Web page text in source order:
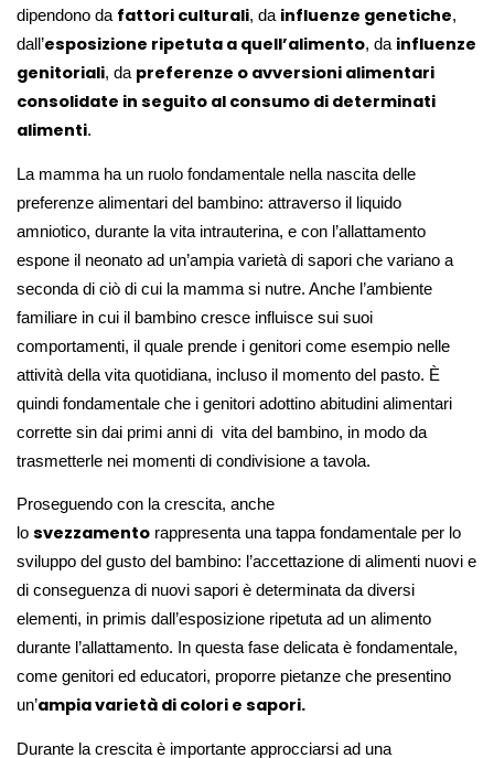
dipendono da fattori culturali, da influenze genetiche,
dall’esposizione ripetuta a quell’alimento, da influenze
genitoriali, da preferenze o avversioni alimentari
consolidate in seguito al consumo di determinati
alimenti.
La mamma ha un ruolo fondamentale nella nascita delle
preferenze alimentari del bambino: attraverso il liquido
amniotico, durante la vita intrauterina, e con l’allattamento
espone il neonato ad un’ampia varietà di sapori che variano a
seconda di ciò di cui la mamma si nutre. Anche l’ambiente
familiare in cui il bambino cresce influisce sui suoi
comportamenti, il quale prende i genitori come esempio nelle
attività della vita quotidiana, incluso il momento del pasto. È
quindi fondamentale che i genitori adottino abitudini alimentari
corrette sin dai primi anni di vita del bambino, in modo da
trasmetterle nei momenti di condivisione a tavola.
Proseguendo con la crescita, anche
lo svezzamento rappresenta una tappa fondamentale per lo
sviluppo del gusto del bambino: l’accettazione di alimenti nuovi e
di conseguenza di nuovi sapori è determinata da diversi
elementi, in primis dall’esposizione ripetuta ad un alimento
durante l’allattamento. In questa fase delicata è fondamentale,
come genitori ed educatori, proporre pietanze che presentino
un’ampia varietà di colori e sapori.
Durante la crescita è importante approcciarsi ad una